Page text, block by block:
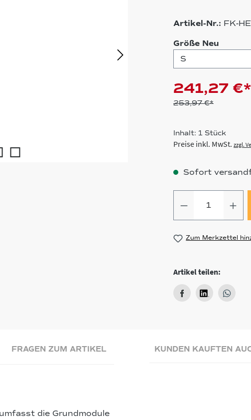
Artikel-Nr.: FK-
Größe Neu
241,27 €*
253,97 €*
Inhalt: 1 Stück
Preise inkl. MwSt. zzgl.
Sofort
Produkt
Zum Merkzettel
Artikel teilen:
FRAGEN ZUM ARTIKEL
die Grundmodule
KUNDEN KAUFTEN